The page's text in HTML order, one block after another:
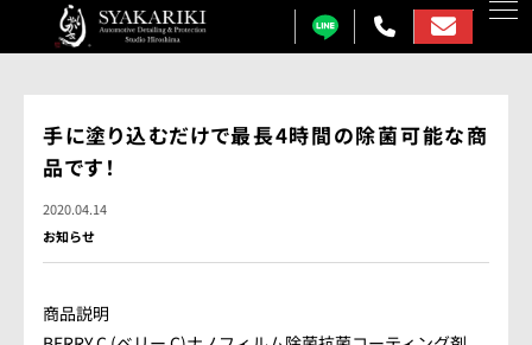
プロテクションフィルム
カーフィルム
カーラッピング
ガラス研磨
手に塗り込むだけで最長4時間の除菌可能な商
品です！
2020.04.14
お知らせ
商品説明